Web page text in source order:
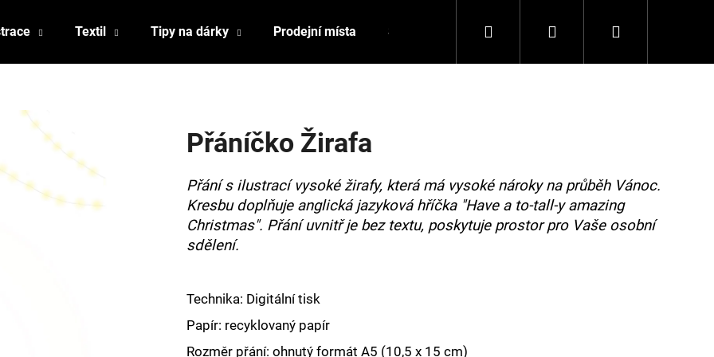
Textil Tipy na dárky Prodejní místa Spolupráce Kontakty
Hledat PřihlášeníNákupní
Přáníčko Žirafa
Přání s ilustrací vysoké žirafy, která má vysoké nároky na průběh Vánoc.
Kresbu doplňuje anglická jazyková hříčka "Have a to-tall-y amazing
Christmas". Přání uvnitř je bez textu, poskytuje prostor pro Vaše osobní
sdělení.
Technika: Digitální tisk
Papír: recyklovaný papír
Rozměr přání: ohnutý formát A5 (10,5 x 15 cm)
HLEDAT